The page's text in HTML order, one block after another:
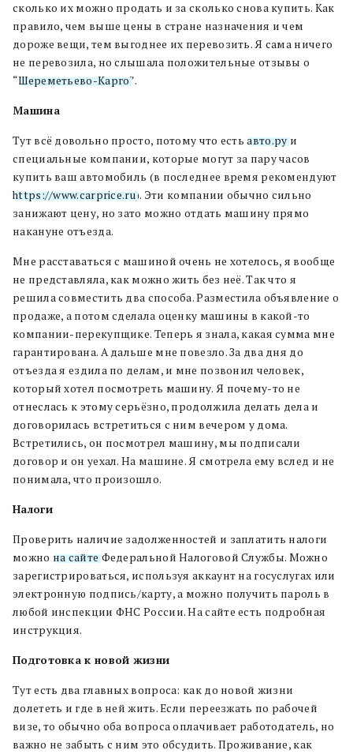
сколько их можно продать и за сколько снова купить. Как
правило, чем выше цены в стране назначения и чем
дороже вещи, тем выгоднее их перевозить. Я сама ничего
не перевозила, но слышала положительные отзывы о
“Шереметьево-Карго”.
Машина
Тут всё довольно просто, потому что естьавто.руи
специальные компании, которые могут за пару часов
купить ваш автомобиль (в последнее время рекомендуют
https://www.carprice.ru). Эти компании обычно сильно
занижают цену, но зато можно отдать машину прямо
накануне отъезда.
Мне расставаться с машиной очень не хотелось, я вообще
не представляла, как можно жить без неё. Так что я
решила совместить два способа. Разместила объявление о
продаже, а потом сделала оценку машины в какой-то
компании-перекупщике. Теперь я знала, какая сумма мне
гарантирована. А дальше мне повезло. За два дня до
отъезда я ездила по делам, и мне позвонил человек,
который хотел посмотреть машину. Я почему-то не
отнеслась к этому серьёзно, продолжила делать дела и
договорилась встретиться с ним вечером у дома.
Встретились, он посмотрел машину, мы подписали
договор и он уехал. На машине. Я смотрела ему вслед и не
понимала, что произошло.
Налоги
Проверить наличие задолженностей и заплатить налоги
можно на сайтеФедеральной Налоговой Службы. Можно
зарегистрироваться, используя аккаунт на госуслугах или
электронную подпись/карту, а можно получить пароль в
любой инспекции ФНС России. На сайте есть подробная
инструкция.
Подготовка к новой жизни
Тут есть два главных вопроса: как до новой жизни
долететь и где в ней жить. Если переезжать по рабочей
визе, то обычно оба вопроса оплачивает работодатель, но
важно не забыть с ним это обсудить. Проживание, как